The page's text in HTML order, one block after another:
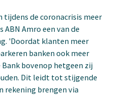
tijdens de coronacrisis meer
ABN Amro een van de
'Doordat klanten meer
banken ook meer
bovenop hetgeen zij
Dit leidt tot stijgende
rekening brengen via